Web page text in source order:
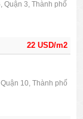
22 USD/m2
Quận 3, Thành phố
10, Thành phố